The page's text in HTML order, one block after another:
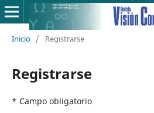
Inicio / Registrarse
Registrarse
* Campo obligatorio